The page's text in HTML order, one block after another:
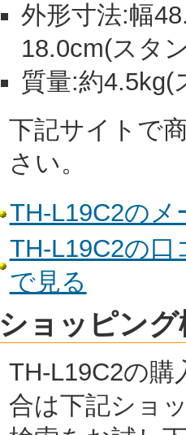
外形寸法:幅
18.0cm(スタ
質量:約4.5kg(
下記サイトで
さい。
TH-L19C2の
TH-L19C2の
で見る
ショッピング
TH-L19C2の購
合は下記ショ